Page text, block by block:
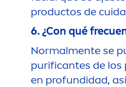
productos de
6. ¿Con qué
Normalmente se
purificantes de los
en profundidad,